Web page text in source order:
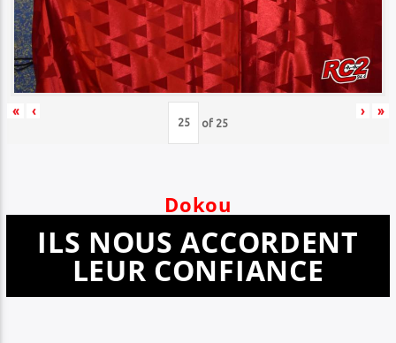
« ‹
of 25
› »
Dokou
ILS NOUS ACCORDENT
LEUR CONFIANCE